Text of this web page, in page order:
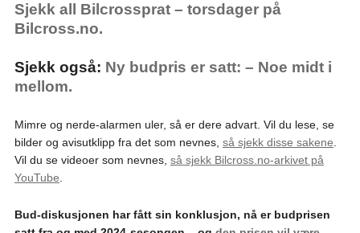
Sjekk all Bilcrossprat – torsdager på
Bilcross.no.
Sjekk også: Ny budpris er satt: – Noe midt i
mellom.
Mimre og nerde-alarmen uler, så er dere advart. Vil du lese, se
bilder og avisutklipp fra det som nevnes, så sjekk disse sakene.
Vil du se videoer som nevnes, så sjekk Bilcross.no-arkivet på
YouTube.
Bud-diskusjonen har fått sin konklusjon, nå er budprisen